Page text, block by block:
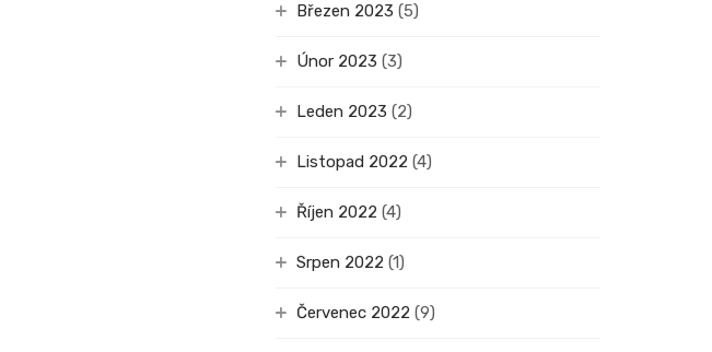
Březen 2023 (5)
Únor 2023 (3)
Leden 2023 (2)
Listopad 2022 (4)
Říjen 2022 (4)
Srpen 2022 (1)
Červenec 2022 (9)